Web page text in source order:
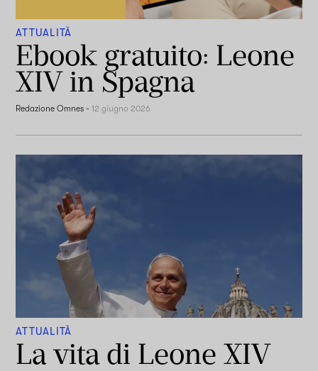
ATTUALITÀ
Ebook gratuito: Leone
XIV in Spagna
Redazione Omnes -12 giugno 2026
ATTUALITÀ
La vita di Leone XIV